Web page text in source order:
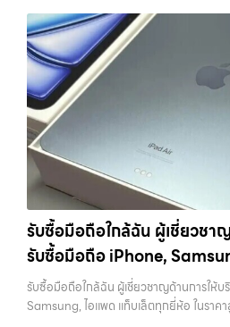
เกษตรนวมินทร์, เสนานิคม, วังหินไม่ว่าคุณจ
ซื้อแมคบุค, รับซื้อโน๊ตบุ๊ค, รับซื้อแท็บเล็ต, ห
ไอที กรุงเทพฯ – เราพร้อมให้บริการครบวงจร
แบบครบวงจรสำหรับลูกค้าที่ต้องการขายอุ
ทรัพย์สินที่มีมูลค่า คุณอาจต้องการเปลี่ยนรุ่น
มอบบริการประเมินสภาพเครื่อง ฟรี ปราบป
เน้น โปร่งใส มั่นใจได้ และจ่ายเงินทันทีเมื่อตก
ครอบคลุมทั้ง iPhone สายใหม่-เก่า,
ทุกแบรนด์ เรารับถึงแม้จะอยู่ในสภาพใช้งาน
เพราะมูลค่าของเครื่องไม่ได้ขึ้นอยู่แค่ยี่ห้อ แ
ชุด และความสะดวกในการขายของคุณ เราจึ
ลาดพร้าว, รัชดา, บางรัก, แจ้งวัฒนะ, บางแค,
บางพลี, เกษตรนวมินทร์, เสนานิคม, วังหิน อ
ว่า “รับซื้อมือถือใกล้ฉัน”, “รับซื้อโทรศัพท์มือส
ราคา”, “รับซื้อแท็บเล็ต กรุงเทพถึงที่”, หรือ
ราคาสูง” — ที่นี่คือคำตอบ เพราะบริการของเ
ความสะดวกสบายที่เหนือกว่า เลือกเราแล้ว
พร้อมทีมงานที่พร้อมอำนวยความสะดวก นั
อาชีพ และจ่ายเงินทันที ทั้งหมดนี้เพื่อให้การ
ง่ายขึ้น ดีกว่า รวดเร็วกว่า และคุ้มค่ากว่า ทำไ
การให้บริการ รับซื้อมือถือ iPhone,
วัชรพล รามอินทรา รับซื้อ MacBookวังหิ
แท็บเล็ต ที่ให้ราคาเป็นธรรมและบริการรวด
และพื้นที่ใกล้เคียง รับซื้อ MacBookวังหิน
ที่ให้ราคาเป็นธรรมและบริการรวดเร็ว บริกา
ใกล้เคียง รับซื้อ iPad… รับซื้อ MacBookวัง
ทุกแบรนด์ ทุกสภาพ — ขอขายง่าย ได้เงินเร็
การ รับซื้อไอโฟน, รับซื้อไอแพด, รับซื้อมือถื
ถือ.com” เว็บไซต์ที่คุณไว้วางใจได้ สำหรับบ
Samsung, iPad, แท็บเล็ต ทุกยี่ห้อ ให้ราคา
ครอบคลุมพื้นที่ ลาดพร้าว, รัชดา, บางรัก, แ
รามอินทรา และเขตกรุงเทพฯ ใกล้ “ใกล้ ฉัน”
แท็บเล็ต และอุปกรณ์ไอทีใหม่ๆ เปลี่ยนรุ่นกั
ใช้แล้วอาจกลายเป็นของที่ไม่ได้ใช้งานอยู่เฉยๆ
เป็นทางเลือกให้คุณสามารถเปลี่ยนอุปกรณ์ที่
ทันที ด้วยบริการ รับซื้อไอโฟน, รับซื้อไอแพ
รับซื้อโน๊ตบุ๊ค, รับซื้อแท็บเล็ต, รับซื้อสินค้าไอ
วงจร ไม่ว่าคุณจะอยู่โซนเมืองหรือเขตชานเมื
รับซื้อมือถือใกล้ฉัน ผู้เชี่ยวชา
รับซื้อมือถือ iPhone,
ทุกยี่ห้อ ในราคาสูง พร้อมจ่าย
รับซื้อมือถือใกล้ฉัน ผู้เชี่ยวชาญด้านการให้
Samsung, ไอแพด แท็บเล็ตทุกยี่ห้อ ในรา